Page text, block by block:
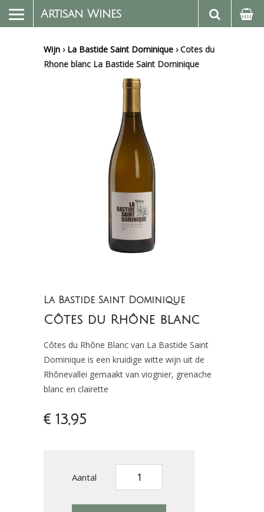
Artisan Wines
Wijn › La Bastide Saint Dominique ›Cotes du
Rhone blanc La Bastide Saint Dominique
La Bastide Saint Dominique
Côtes du Rhône blanc
Côtes du Rhône Blanc van La Bastide Saint
Dominique is een kruidige witte wijn uit de
Rhônevallei gemaakt van viognier, grenache
blanc en clairette
€ 13,95
Aantal